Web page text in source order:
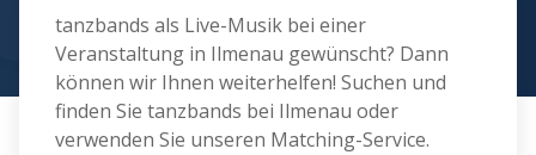
tanzbands als Live-Musik bei einer
Veranstaltung in Ilmenau gewünscht? Dann
können wir Ihnen weiterhelfen! Suchen und
finden Sie tanzbands bei Ilmenau oder
verwenden Sie unseren Matching-Service.